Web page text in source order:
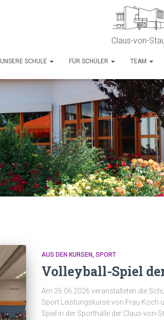
Claus-von-
UNSERE SCHULE FÜR SCHÜLER TEAM
AUS DEN KURSEN SPORT
Volleyball-Spiel
Am 26.06.2026 veranstalteten die
Sport Leistungskurse von Frau Koch
Spiel in der Sporthalle der Claus-von-